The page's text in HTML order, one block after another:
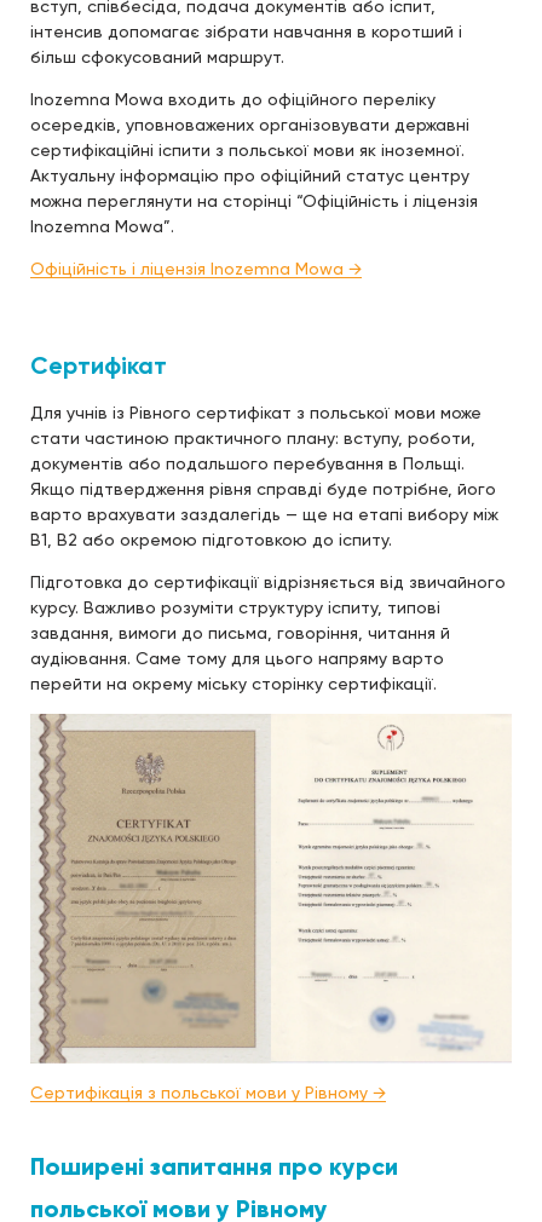
вступ, співбесіда, подача документів або іспит,
інтенсив допомагає зібрати навчання в коротший і
більш сфокусований маршрут.
Inozemna Mowa входить до офіційного переліку
осередків, уповноважених організовувати державні
сертифікаційні іспити з польської мови як іноземної.
Актуальну інформацію про офіційний статус центру
можна переглянути на сторінці “Офіційність і ліцензія
Inozemna Mowa”.
Офіційність і ліцензія Inozemna Mowa →
Сертифікат
Для учнів із Рівного сертифікат з польської мови може
стати частиною практичного плану: вступу, роботи,
документів або подальшого перебування в Польщі.
Якщо підтвердження рівня справді буде потрібне, його
варто врахувати заздалегідь — ще на етапі вибору між
B1, B2 або окремою підготовкою до іспиту.
Підготовка до сертифікації відрізняється від звичайного
курсу. Важливо розуміти структуру іспиту, типові
завдання, вимоги до письма, говоріння, читання й
аудіювання. Саме тому для цього напряму варто
перейти на окрему міську сторінку сертифікації.
Сертифікація з польської мови у Рівному →
Поширені запитання про курси
польської мови у Рівному